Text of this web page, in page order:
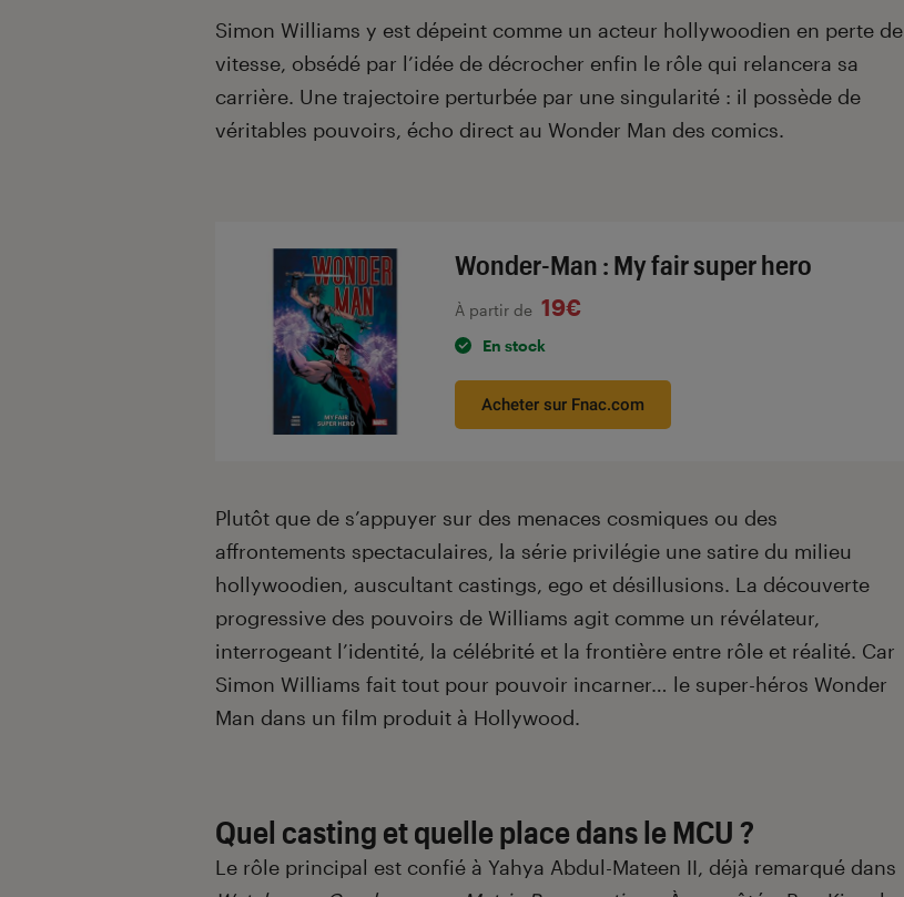
Simon Williams y est dépeint comme un acteur hollywoodien en perte de
vitesse, obsédé par l’idée de décrocher enfin le rôle qui relancera sa
carrière. Une trajectoire perturbée par une singularité : il possède de
véritables pouvoirs, écho direct au Wonder Man des comics.
Wonder-Man : My fair super hero
À partir de 19€
En stock
Acheter sur Fnac.com
Plutôt que de s’appuyer sur des menaces cosmiques ou des
affrontements spectaculaires, la série privilégie une satire du milieu
hollywoodien, auscultant castings, ego et désillusions. La découverte
progressive des pouvoirs de Williams agit comme un révélateur,
interrogeant l’identité, la célébrité et la frontière entre rôle et réalité. Car
Simon Williams fait tout pour pouvoir incarner… le super-héros Wonder
Man dans un film produit à Hollywood.
Quel casting et quelle place dans le MCU ?
Le rôle principal est confié à Yahya Abdul-Mateen II, déjà remarqué dans